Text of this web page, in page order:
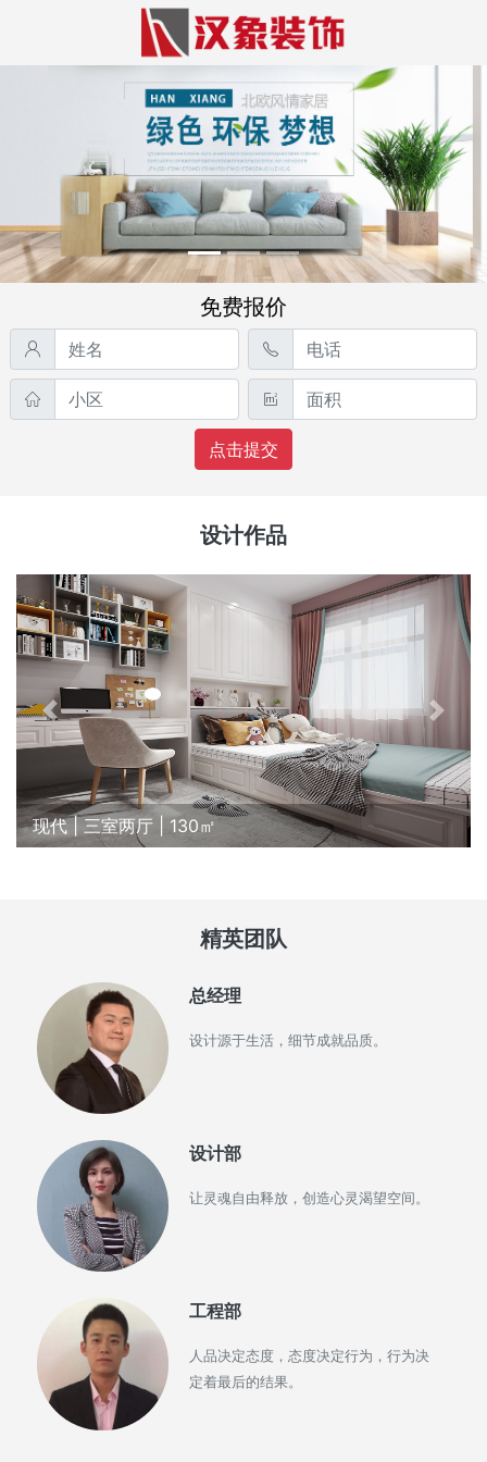
免费报价
点击提交
设计作品
现代 | 三室两厅 | 130㎡
精英团队
总经理
设计源于生活，细节成就品质。
设计部
让灵魂自由释放，创造心灵渴望空间。
工程部
人品决定态度，态度决定行为，行为决
定着最后的结果。